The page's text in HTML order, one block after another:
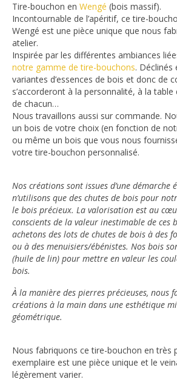
Tire-bouchon en Wengé (bois massif).
Incontournable de l’apéritif, ce tire-
Wengé est une pièce unique que nous
atelier.
Inspirée par les différentes ambiances
notre gamme de tire-bouchons. Déclinés
variantes d’essences de bois et donc de
s’accorderont à la personnalité, à la
de chacun…
Nous travaillons aussi sur commande.
un bois de votre choix (en fonction de
ou même un bois que vous nous
votre tire-bouchon personnalisé.
Nos créations sont issues d’une démarche
n’utilisons que des chutes de bois pour
le bois précieux. La valorisation est au
conscients de la valeur inestimable de ces
achetons des lots de chutes de bois à des
ou à des menuisiers/ébénistes. Nos bois
(huile de lin) pour mettre en valeur les
bois.
À la manière des pierres précieuses, nous
créations à la main dans une esthétique
géométrique.
Nous fabriquons ce tire-bouchon en très
exemplaire est une pièce unique et le
légèrement varier.